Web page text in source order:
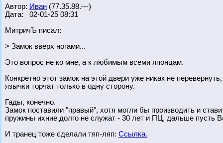
Автор: Иван (77.35.88.---)
Дата: 02-01-25 08:31
МитричЪ писал:
> Замок вверх ногами...
Это вопрос не ко мне, а к любимым всеми японцам.
Конкретно этот замок на этой двери уже никак не перевернуть,
язычки торчат только в одну сторону.
Гады, конечно.
Замок поставили "правый", хотя могли бы производить и
пружины ихние долго не служат - 30 лет и ПЦ, дальше пусть
И транец тоже сделали тяп-ляп: Ссылка.